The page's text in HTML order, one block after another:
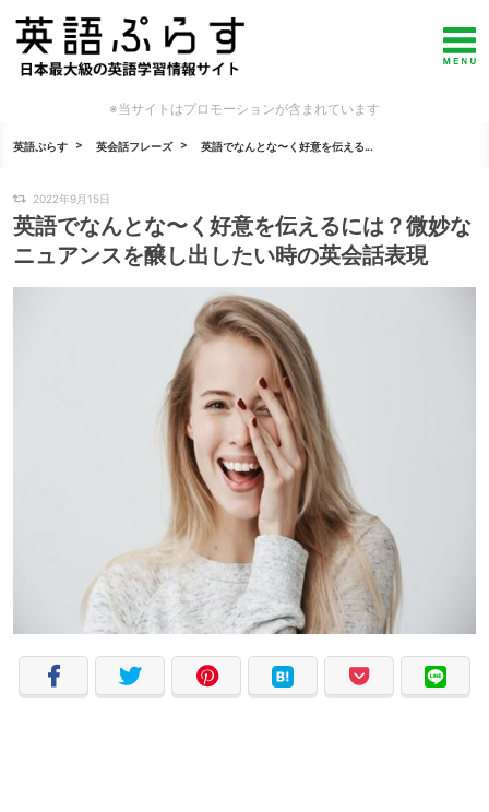
※当サイトはプロモーションが含まれています
英語ぷらす 英会話フレーズ 英語でなんとな〜く好意を伝える...
2022年9月15日
英語でなんとな〜く好意を伝えるには？微妙な
ニュアンスを醸し出したい時の英会話表現